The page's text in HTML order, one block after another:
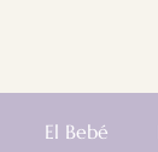
El Bebé